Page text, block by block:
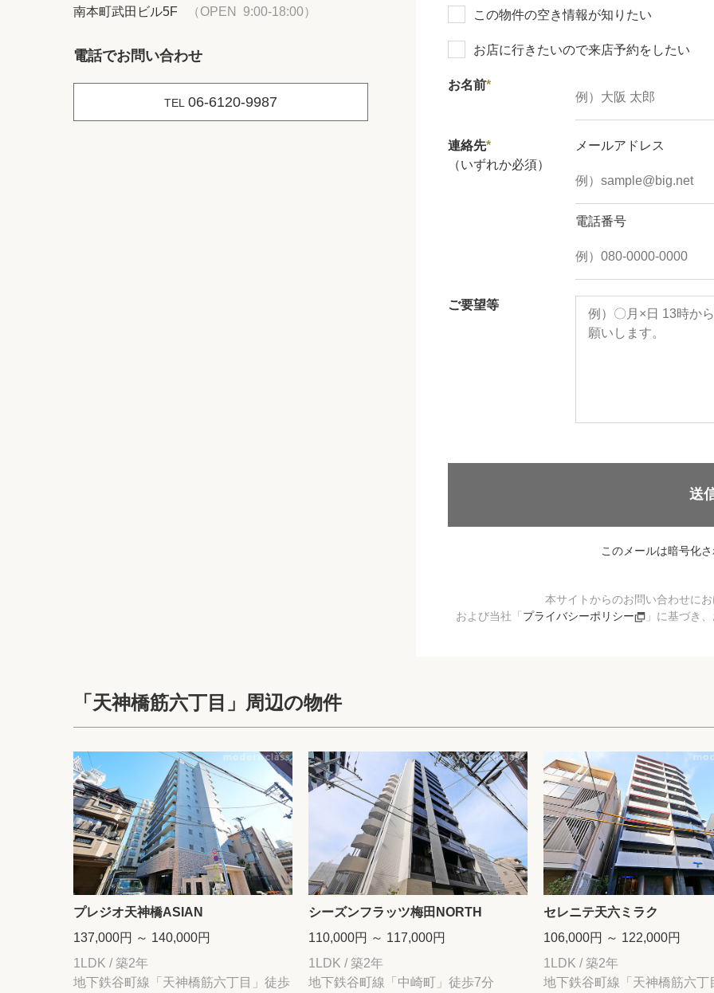
南本町武田ビル5F
（OPEN 9:00-18:00）
電話でお問い合わせ
TEL 06-6120-9987
この物件の空き情報が知りたい
お店に行きたいので来店予約をしたい
お名前*
連絡先*
（いずれか必須）
メールアドレス
電話番号
ご要望等
送
このメールは暗号化さ
本サイトからのお問い合わせにお
および当社「プライバシーポリシー 」に基づき
「天神橋筋六丁目」周辺の物件
プレジオ天神橋ASIAN
137,000円 ～ 140,000円
1LDK / 築2年
地下鉄谷町線「天神橋筋六丁目」徒歩
シーズンフラッツ梅田NORTH
110,000円 ～ 117,000円
1LDK / 築2年
地下鉄谷町線「中崎町」徒歩7分
セレニテ天六ミラク
106,000円 ～ 122,000円
1LDK / 築2年
地下鉄谷町線「天神橋筋六丁